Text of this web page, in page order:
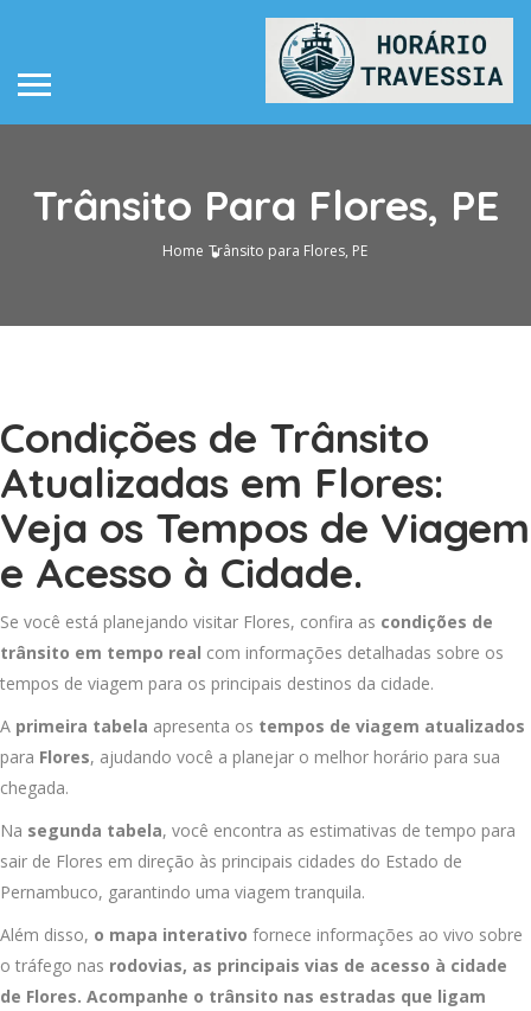
Trânsito Para Flores, PE
Home Trânsito para Flores, PE
Condições de Trânsito
Atualizadas em Flores:
Veja os Tempos de Viagem
e Acesso à Cidade.
Se você está planejando visitar Flores, confira as condições de
trânsito em tempo real com informações detalhadas sobre os
tempos de viagem para os principais destinos da cidade.
A primeira tabela apresenta os tempos de viagem atualizados
para Flores, ajudando você a planejar o melhor horário para sua
chegada.
Na segunda tabela, você encontra as estimativas de tempo para
sair de Flores em direção às principais cidades do Estado de
Pernambuco, garantindo uma viagem tranquila.
Além disso, o mapa interativo fornece informações ao vivo sobre
o tráfego nas rodovias, as principais vias de acesso à cidade
de Flores. Acompanhe o trânsito nas estradas que ligam